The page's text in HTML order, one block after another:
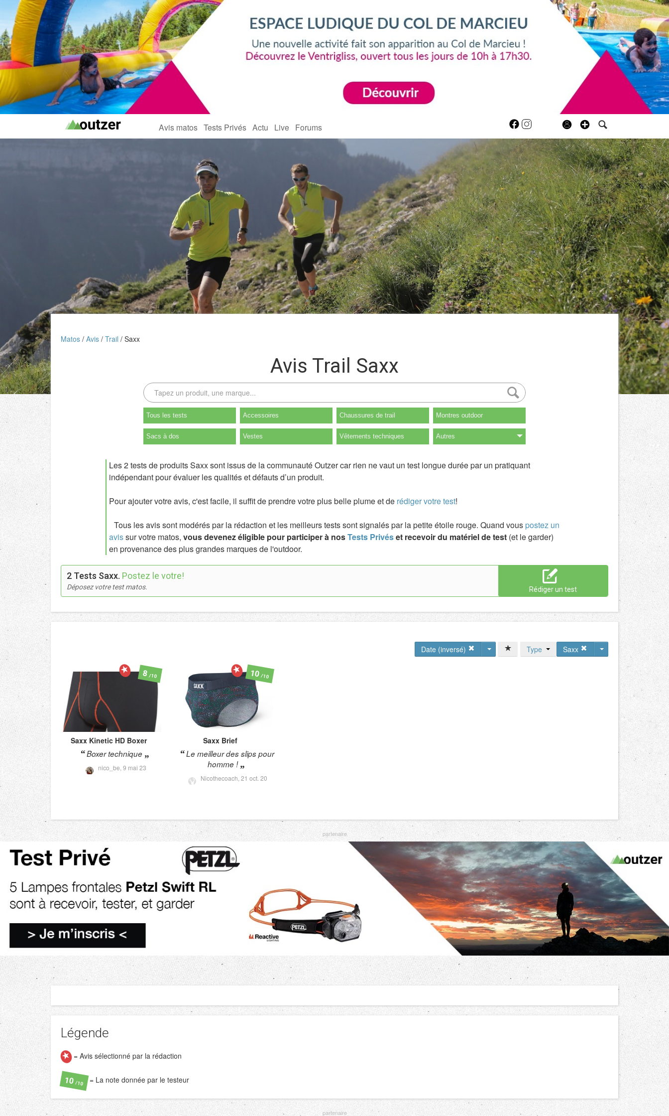
Avis matos Tests Privés Actu Live Forums
Matos Avis Trail Saxx
Avis Trail Saxx
Tous les tests Accessoires Chaussures de trail Montres outdoor
Sacs à dos Vestes Vêtements techniques Autres
Les 2 tests de produits Saxx sont issus de la communauté Outzer car rien ne vaut un test longue durée par un pratiquant
indépendant pour évaluer les qualités et défauts d’un produit.
Pour ajouter votre avis, c'est facile, il suffit de prendre votre plus belle plume et de rédiger votre test!
Tous les avis sont modérés par la rédaction et les meilleurs tests sont signalés par la petite étoile rouge. Quand vous postez un
avissur votre matos, vous devenez éligible pour participer à nosTests Privéset recevoir du matériel de test (et le garder)
en provenance des plus grandes marques de l'outdoor.
2 Tests Saxx. Postez le votre!
Déposez votre test matos. Rédiger un test
Date (inversé) Saxx
Type
Saxx Kinetic HD Boxer
Boxer technique
nico_be,9 mai 23
8/10
Saxx Brief
Le meilleur des slips pour
homme !
Nicothecoach,21 oct. 20
10/10
Légende
= Avis sélectionné par la rédaction
10/10 = La note donnée par le testeur